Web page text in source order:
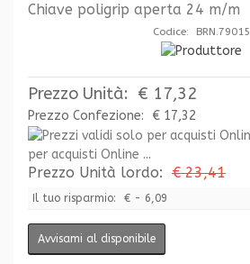
Chiave poligrip aperta 24 m/m
Codice: BRN.79015
Prezzo Unità: € 17,32
Prezzo Confezione:
€ 17,32
per acquisti Online ...
Prezzo Unità lordo: € 23,41
Il tuo risparmio: € - 6,09
Avvisami al disponibile